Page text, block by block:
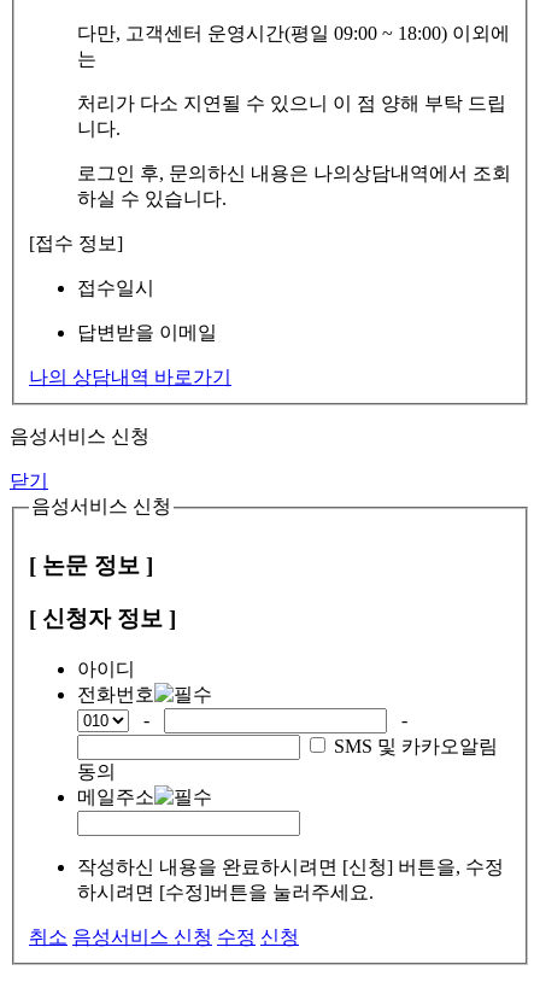
다만, 고객센터 운영시간(평일 09:00 ~ 18:00) 이외에
는
처리가 다소 지연될 수 있으니 이 점 양해 부탁 드립
니다.
로그인 후, 문의하신 내용은 나의상담내역에서 조회
하실 수 있습니다.
[접수 정보]
접수일시
답변받을 이메일
나의 상담내역 바로가기
음성서비스 신청
닫기
음성서비스 신청
[ 논문 정보 ]
[ 신청자 정보 ]
아이디
전화번호
-
-
SMS 및 카카오알림
동의
메일주소
작성하신 내용을 완료하시려면 [신청] 버튼을, 수정
하시려면 [수정]버튼을 눌러주세요.
취소 음성서비스 신청 수정 신청